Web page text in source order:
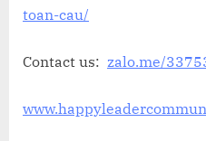
toan-cau/
Contact us: zalo.me/